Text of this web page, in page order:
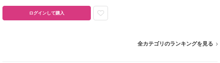
ログインして購入
全カテゴリのランキングを見る